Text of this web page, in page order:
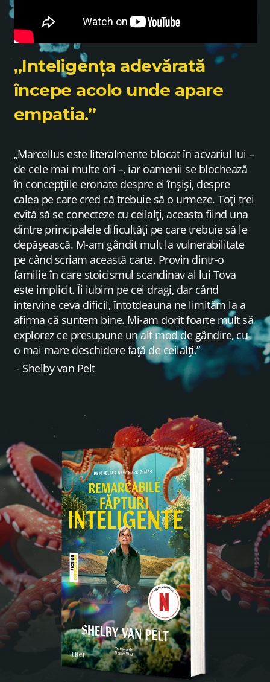
„Inteligența adevărată
începe acolo unde apare
empatia.”
„Marcellus este literalmente blocat în acvariul lui –
de cele mai multe ori –, iar oamenii se blochează
în concepțiile eronate despre ei înșiși, despre
calea pe care cred că trebuie să o urmeze. Toți trei
evită să se conecteze cu ceilalți, aceasta fiind una
dintre principalele dificultăți pe care trebuie să le
depășească. M-am gândit mult la vulnerabilitate
pe când scriam această carte. Provin dintr-o
familie în care stoicismul scandinav al lui Tova
este implicit. Îi iubim pe cei dragi, dar când
intervine ceva dificil, întotdeauna ne limităm la a
afirma că suntem bine. Mi-am dorit foarte mult să
explorez ce presupune un alt mod de gândire, cu
o mai mare deschidere față de ceilalți.”
- Shelby van Pelt